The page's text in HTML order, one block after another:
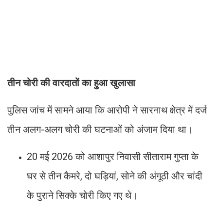
तीन चोरी की वारदातों का हुआ खुलासा
पुलिस जांच में सामने आया कि आरोपी ने सारनाथ क्षेत्र में दर्ज
तीन अलग-अलग चोरी की घटनाओं को अंजाम दिया था।
20 मई 2026 को आशापुर निवासी सीताराम गुप्ता के
घर से तीन कैमरे, दो घड़ियां, सोने की अंगूठी और चांदी
के पुराने सिक्के चोरी किए गए थे।